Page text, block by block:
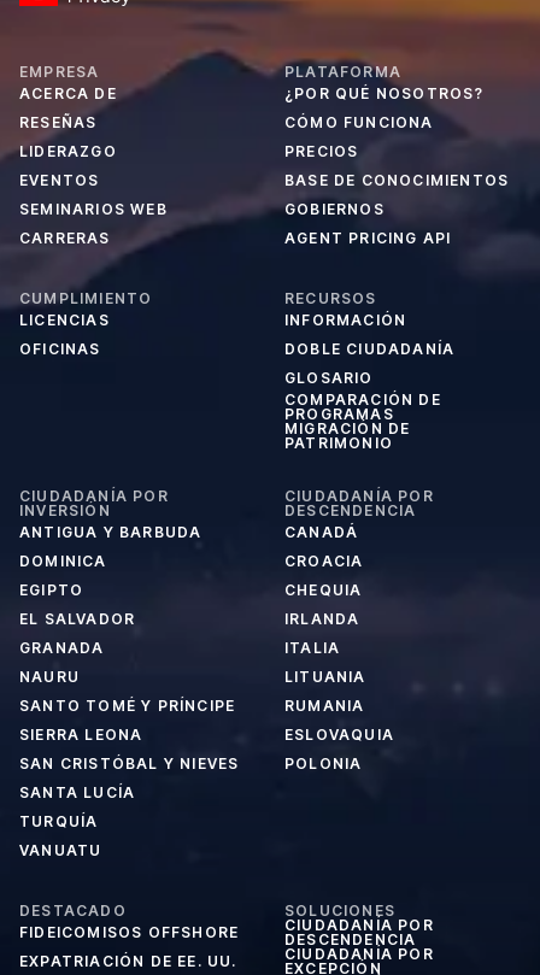
EMPRESA
ACERCA DE
RESEÑAS
LIDERAZGO
EVENTOS
SEMINARIOS WEB
CARRERAS
PLATAFORMA
¿POR QUÉ NOSOTROS?
CÓMO FUNCIONA
PRECIOS
BASE DE CONOCIMIENTOS
GOBIERNOS
AGENT PRICING API
CUMPLIMIENTO
LICENCIAS
OFICINAS
RECURSOS
INFORMACIÓN
DOBLE CIUDADANÍA
GLOSARIO
COMPARACIÓN DE
PROGRAMAS
MIGRACIÓN DE
PATRIMONIO
CIUDADANÍA POR
INVERSIÓN
ANTIGUA Y BARBUDA
DOMINICA
EGIPTO
EL SALVADOR
GRANADA
NAURU
SANTO TOMÉ Y PRÍNCIPE
SIERRA LEONA
SAN CRISTÓBAL Y NIEVES
SANTA LUCÍA
TURQUÍA
VANUATU
CIUDADANÍA POR
DESCENDENCIA
CANADÁ
CROACIA
CHEQUIA
IRLANDA
ITALIA
LITUANIA
RUMANIA
ESLOVAQUIA
POLONIA
DESTACADO
FIDEICOMISOS OFFSHORE
EXPATRIACIÓN DE EE. UU.
SOLUCIONES
CIUDADANÍA POR
DESCENDENCIA
CIUDADANÍA POR
EXCEPCIÓN